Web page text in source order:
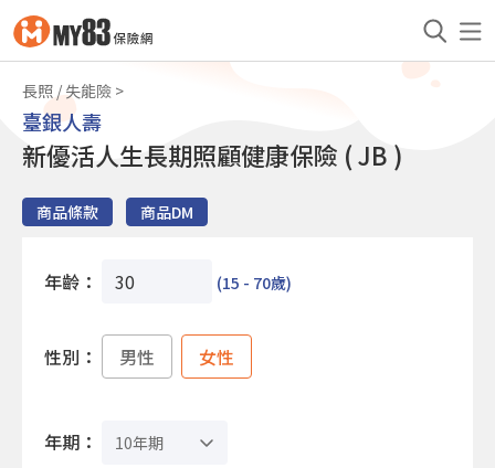
長照 / 失能險
臺銀人壽
新優活人生長期照顧健康保險 ( JB )
商品條款 商品DM
年齡： (15 - 70歲)
性別： 男性 女性
年期：